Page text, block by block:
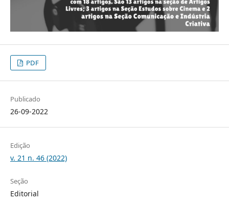
PDF
Publicado
26-09-2022
Edição
v. 21 n. 46 (2022)
Seção
Editorial